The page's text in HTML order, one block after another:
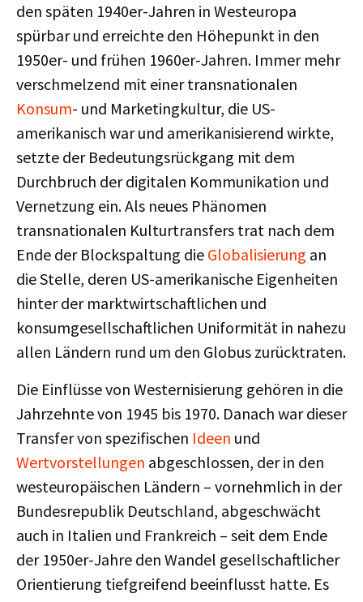
den späten 1940er-Jahren in Westeuropa
spürbar und erreichte den Höhepunkt in den
1950er- und frühen 1960er-Jahren. Immer mehr
verschmelzend mit einer transnationalen
Konsum- und Marketingkultur, die US-
amerikanisch war und amerikanisierend wirkte,
setzte der Bedeutungsrückgang mit dem
Durchbruch der digitalen Kommunikation und
Vernetzung ein. Als neues Phänomen
transnationalen Kulturtransfers trat nach dem
Ende der Blockspaltung die Globalisierung an
die Stelle, deren US-amerikanische Eigenheiten
hinter der marktwirtschaftlichen und
konsumgesellschaftlichen Uniformität in nahezu
allen Ländern rund um den Globus zurücktraten.
Die Einflüsse von Westernisierung gehören in die
Jahrzehnte von 1945 bis 1970. Danach war dieser
Transfer von spezifischen Ideen und
Wertvorstellungen abgeschlossen, der in den
westeuropäischen Ländern – vornehmlich in der
Bundesrepublik Deutschland, abgeschwächt
auch in Italien und Frankreich – seit dem Ende
der 1950er-Jahre den Wandel gesellschaftlicher
Orientierung tiefgreifend beeinflusst hatte. Es